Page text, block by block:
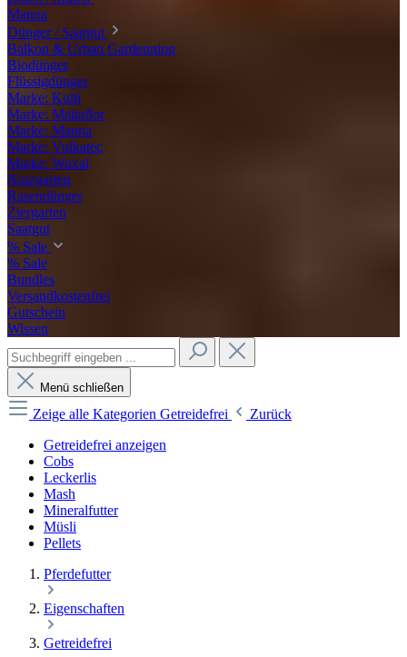
Manna
Dünger / Saatgut
Balkon & Urban Gardenning
Biodünger
Flüssigdünger
Marke: Kulti
Marke: Maltaflor
Marke: Manna
Marke: Vulkatec
Marke: Wuxal
Nutzgarten
Rasendünger
Ziergarten
Saatgut
% Sale
% Sale
Bundles
Versandkostenfrei
Gutschein
Wissen
Menü schließen
Zeige alle Kategorien Getreidefrei
Zurück
Getreidefrei anzeigen
Cobs
Leckerlis
Mash
Mineralfutter
Müsli
Pellets
Pferdefutter
Eigenschaften
Getreidefrei